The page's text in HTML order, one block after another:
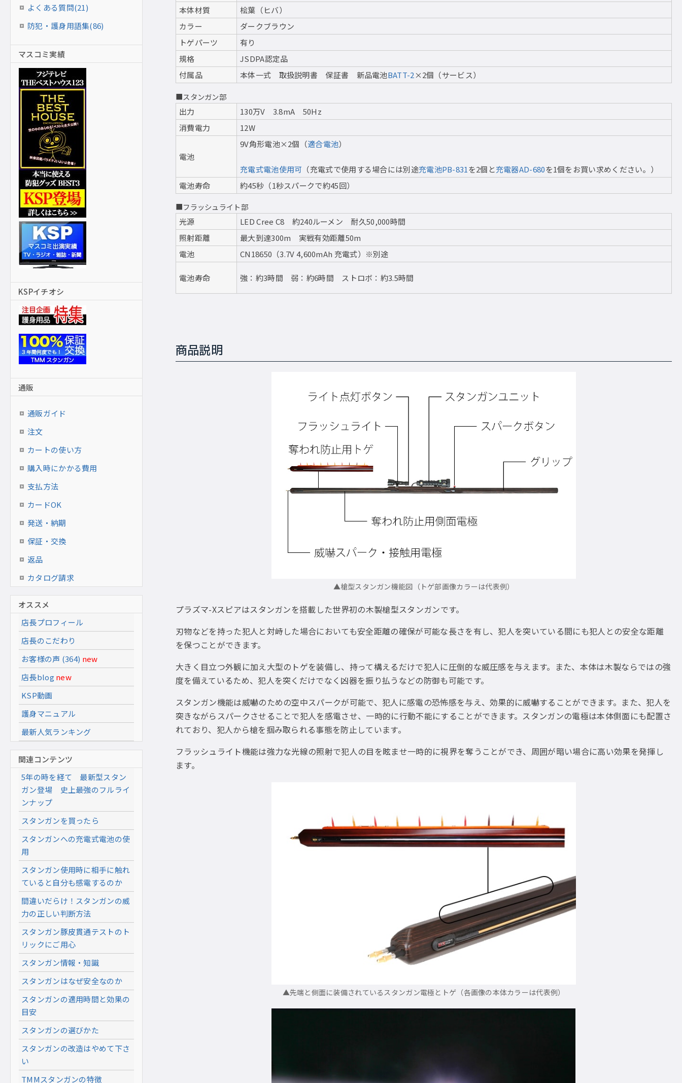
本体材質
桧葉（ヒバ）
カラー
ダークブラウン
トゲパーツ
有り
規格
JSDPA認定品
付属品
本体一式 取扱説明書 保証書 新品電池BATT-2×2個（サービス）
■スタンガン部
出力
130万V 3.8mA 50Hz
消費電力
12W
電池
9V角形電池×2個（適合電池）
充電式電池使用可 （充電式で使用する場合には別途充電池PB-831を2個と充電器AD-680を1個をお買い求めください。）
電池寿命
約45秒（1秒スパークで約45回）
■フラッシュライト部
光源
LED Cree C8 約240ルーメン 耐久50,000時間
照射距離
最大到達300m 実戦有効距離50m
電池
CN18650（3.7V 4,600mAh 充電式）※別途
電池寿命 強：約3時間 弱：約6時間 ストロボ：約3.5時間
商品説明
▲槍型スタンガン機能図（トゲ部画像カラーは代表例）
プラズマ-Xスピアはスタンガンを搭載した世界初の木製槍型スタンガンです。
刃物などを持った犯人と対峙した場合においても安全距離の確保が可能な長さを有し、犯人を突いている間にも犯人との安全な距離
を保つことができます。
大きく目立つ外観に加え大型のトゲを装備し、持って構えるだけで犯人に圧倒的な威圧感を与えます。また、本体は木製ならではの強
度を備えているため、犯人を突くだけでなく凶器を振り払うなどの防御も可能です。
スタンガン機能は威嚇のための空中スパークが可能で、犯人に感電の恐怖感を与え、効果的に威嚇することができます。また、犯人を
突きながらスパークさせることで犯人を感電させ、一時的に行動不能にすることができます。スタンガンの電極は本体側面にも配置さ
れており、犯人から槍を掴み取られる事態を防止しています。
フラッシュライト機能は強力な光線の照射で犯人の目を眩ませ一時的に視界を奪うことができ、周囲が暗い場合に高い効果を発揮し
ます。
▲先端と側面に装備されているスタンガン電極とトゲ（各画像の本体カラーは代表例）
よくある質問(21)
防犯・護身用語集(86)
マスコミ実績
KSPイチオシ
通販
通販ガイド
注文
カートの使い方
購入時にかかる費用
支払方法
カードOK
発送・納期
保証・交換
返品
カタログ請求
オススメ
店長プロフィール
店長のこだわり
お客様の声 (364) new
店長blog new
KSP動画
護身マニュアル
最新人気ランキング
関連コンテンツ
5年の時を経て 最新型スタン
ガン登場 史上最強のフルライ
ンナップ
スタンガンを買ったら
スタンガンへの充電式電池の使
用
スタンガン使用時に相手に触れ
ていると自分も感電するのか
間違いだらけ！スタンガンの威
力の正しい判断方法
スタンガン豚皮貫通テストのト
リックにご用心
スタンガン情報・知識
スタンガンはなぜ安全なのか
スタンガンの適用時間と効果の
目安
スタンガンの選びかた
スタンガンの改造はやめて下さ
い
TMMスタンガンの特徴